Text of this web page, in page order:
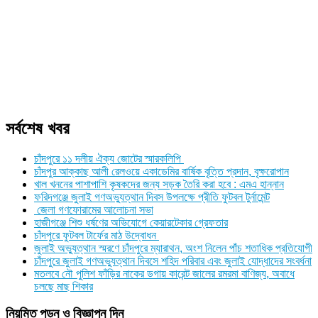
সর্বশেষ খবর
চাঁদপুরে ১১ দলীয় ঐক্য জোটের স্মারকলিপি
চাঁদপুর আক্কাছ আলী রেলওয়ে একাডেমির বার্ষিক বৃত্তি প্রদান, বৃক্ষরোপান
খাল খননের পাশাপাশি কৃষকদের জন্য সড়ক তৈরি করা হবে : এমএ হান্নান
ফরিদগঞ্জে জুলাই গণঅভ্যুত্থান দিবস উপলক্ষে প্রীতি ফুটবল টুর্নামেন্ট
জেলা গণফোরামের আলোচনা সভা
হাজীগঞ্জে শিশু ধর্ষণের অভিযোগে কেয়ারটেকার গ্রেফতার
চাঁদপুরে ফুটবল টার্ফের মাঠ উদ্বোধন
জুলাই অভ্যুত্থান স্মরণে চাঁদপুরে ম্যারাথন, অংশ নিলেন পাঁচ শতাধিক প্রতিযোগী
চাঁদপুরে জুলাই গণঅভ্যুত্থান দিবসে শহিদ পরিবার এবং জুলাই যোদ্ধাদের সংবর্ধনা
মতলবে নৌ পুলিশ ফাঁড়ির নাকের ডগায় কারেন্ট জালের রমরমা বাণিজ্য, অবাধে
চলছে মাছ শিকার
নিয়মিত পড়ুন ও বিজ্ঞাপন দিন